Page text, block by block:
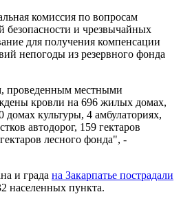
комиссия по вопросам
безопасности и чрезвычайных
для получения компенсации
непогоды из резервного фонда
проведенным местными
кровли на 696 жилых домах,
домах культуры, 4 амбулаториях,
автодорог, 159 гектаров
лесного фонда", -
и града на Закарпатье пострадали
населенных пункта.